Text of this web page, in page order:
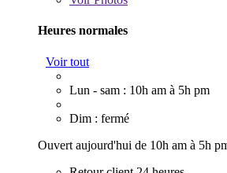
Heures normales
Voir tout
Lun - sam : 10h am à 5h pm
Dim : fermé
Ouvert aujourd'hui de 10h am à 5h